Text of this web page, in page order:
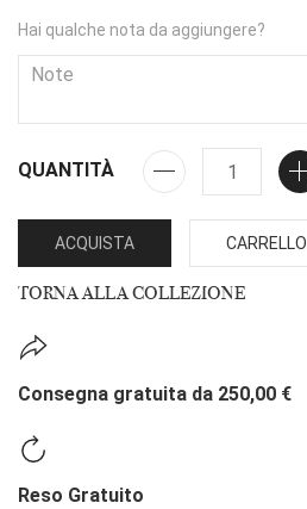
Hai qualche nota da aggiungere?
QUANTITÀ
ACQUISTA CARRELLO
TORNA ALLA COLLEZIONE
Consegna gratuita da 250,00 €
Reso Gratuito